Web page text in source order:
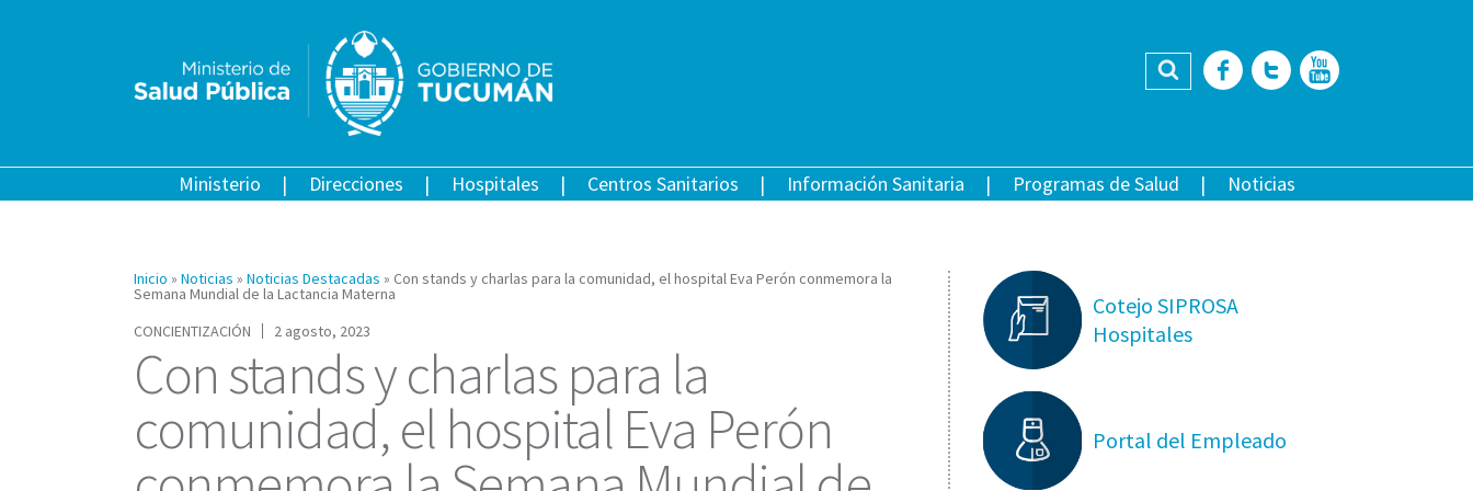
Buscar Facebook
Twitter
Ministerio Direcciones Hospitales Centros Sanitarios Información Sanitaria Programas de Salud Noticias
Inicio » Noticias » Noticias Destacadas » Con stands y charlas para la comunidad, el hospital Eva Perón conmemora la
Semana Mundial de la Lactancia Materna
CONCIENTIZACIÓN
2 agosto, 2023
Con stands y charlas para la
comunidad, el hospital Eva Perón
Cotejo SIPROSA
Hospitales
Portal del Empleado